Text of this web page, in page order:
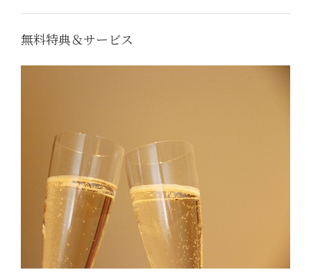
無料特典＆サービス